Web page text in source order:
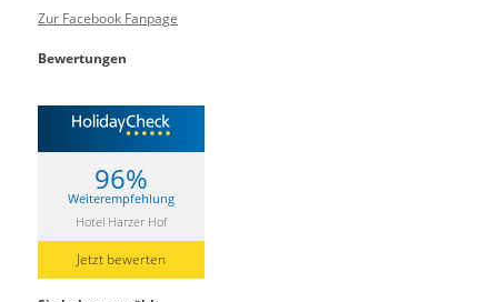
Zur Facebook Fanpage
Bewertungen
96%
Weiterempfehlung
Hotel Harzer Hof
Jetzt bewerten